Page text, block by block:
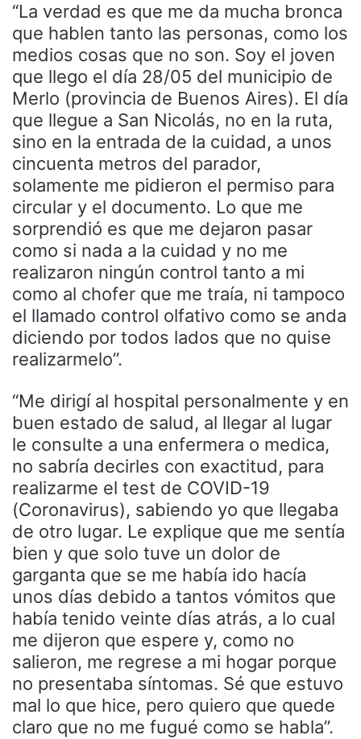
“La verdad es que me da mucha bronca
que hablen tanto las personas, como los
medios cosas que no son. Soy el joven
que llego el día 28/05 del municipio de
Merlo (provincia de Buenos Aires). El día
que llegue a San Nicolás, no en la ruta,
sino en la entrada de la cuidad, a unos
cincuenta metros del parador,
solamente me pidieron el permiso para
circular y el documento. Lo que me
sorprendió es que me dejaron pasar
como si nada a la cuidad y no me
realizaron ningún control tanto a mi
como al chofer que me traía, ni tampoco
el llamado control olfativo como se anda
diciendo por todos lados que no quise
realizarmelo”.
“Me dirigí al hospital personalmente y en
buen estado de salud, al llegar al lugar
le consulte a una enfermera o medica,
no sabría decirles con exactitud, para
realizarme el test de COVID-19
(Coronavirus), sabiendo yo que llegaba
de otro lugar. Le explique que me sentía
bien y que solo tuve un dolor de
garganta que se me había ido hacía
unos días debido a tantos vómitos que
había tenido veinte días atrás, a lo cual
me dijeron que espere y, como no
salieron, me regrese a mi hogar porque
no presentaba síntomas. Sé que estuvo
mal lo que hice, pero quiero que quede
claro que no me fugué como se habla”.